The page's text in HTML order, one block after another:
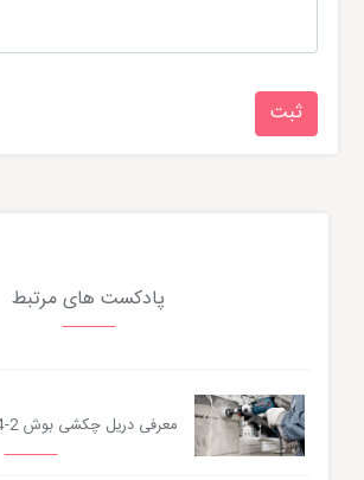
پادکست های مرتبط
معرفی دریل چکشی بوش GSB 24-2